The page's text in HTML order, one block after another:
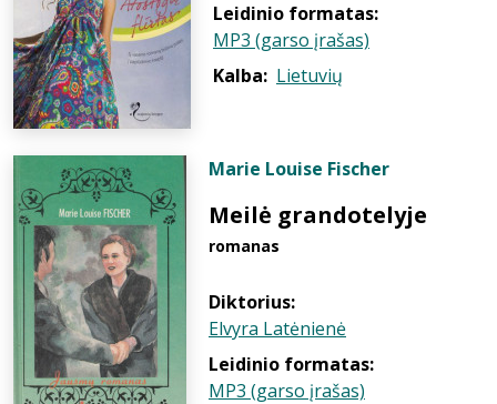
Leidinio formatas:
MP3 (garso įrašas)
Kalba: Lietuvių
Marie Louise Fischer
Meilė grandotelyje
romanas
Diktorius:
Elvyra Latėnienė
Leidinio formatas:
MP3 (garso įrašas)